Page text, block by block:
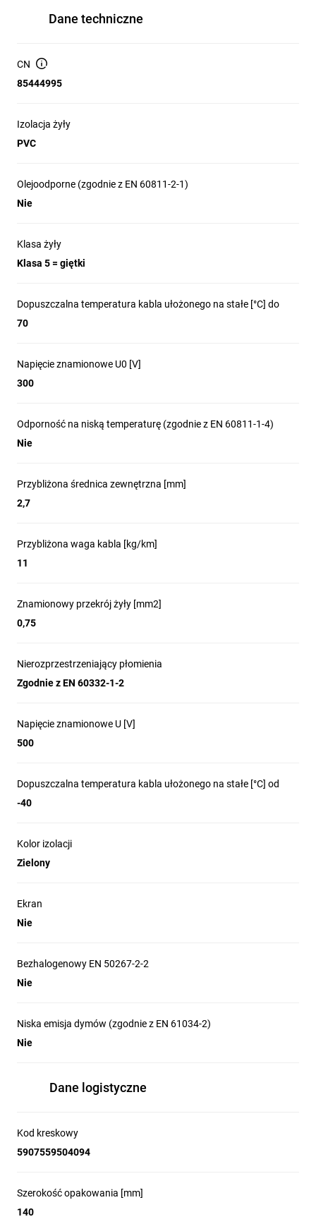
Dane techniczne
CN
85444995
Izolacja żyły
PVC
Olejoodporne (zgodnie z EN 60811-2-1)
Nie
Klasa żyły
Klasa 5 = giętki
Dopuszczalna temperatura kabla ułożonego na stałe [°C] do
70
Napięcie znamionowe U0 [V]
300
Odporność na niską temperaturę (zgodnie z EN 60811-1-4)
Nie
Przybliżona średnica zewnętrzna [mm]
2,7
Przybliżona waga kabla [kg/km]
11
Znamionowy przekrój żyły [mm2]
0,75
Nierozprzestrzeniający płomienia
Zgodnie z EN 60332-1-2
Napięcie znamionowe U [V]
500
Dopuszczalna temperatura kabla ułożonego na stałe [°C] od
-40
Kolor izolacji
Zielony
Ekran
Nie
Bezhalogenowy EN 50267-2-2
Nie
Niska emisja dymów (zgodnie z EN 61034-2)
Nie
Dane logistyczne
Kod kreskowy
5907559504094
Szerokość opakowania [mm]
140